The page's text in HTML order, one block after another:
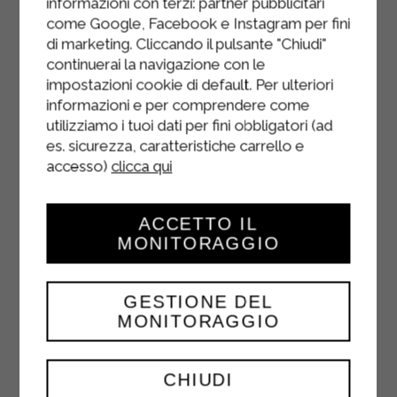
PETITS GÂTEAUX
D’HALLOWEEN
DESSERTS
come Google, Facebook e Instagram per fini
di marketing. Cliccando il pulsante "Chiudi"
continuerai la navigazione con le
impostazioni cookie di default. Per ulteriori
informazioni e per comprendere come
utilizziamo i tuoi dati per fini obbligatori (ad
es. sicurezza, caratteristiche carrello e
accesso) clicca qui
CHIUDI
GESTIONE DEL
MONITORAGGIO
ACCETTO IL
MONITORAGGIO